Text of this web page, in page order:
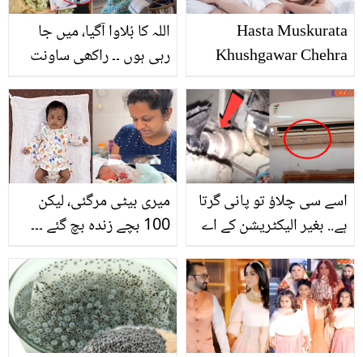
اللہ کا بُلاوا آگیا، میں جا
رہی ہوں ۔۔ راکھی ساونت
مرتبہ عمرے پر جاتے ہوئے
آبدیدہ، ویڈیو وائرل
Hasta Muskurata
Khushgawar Chehra
میری بیٹی مرگئی، لیکن
100 بچے زندہ بچ گئے ۔۔۔
دنیا سے چلی بسی؟
اسے سی چلاؤ تو پانی گرتا
ہے.. بغیر الیکٹریشن کے اے
دیکھیں